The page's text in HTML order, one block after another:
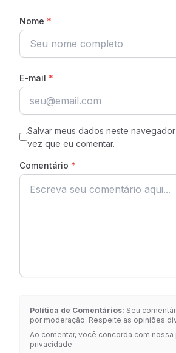
Nome *
E-mail *
Salvar meus dados neste
vez que eu comentar.
Comentário *
Política de Comentários: Seu
por moderação. Respeite as opiniões
Ao comentar, você concorda com nossa
privacidade.